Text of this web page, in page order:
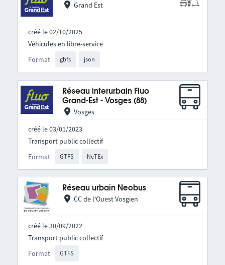
Grand Est
créé le 02/10/2025
Format gbfs json
Véhicules en libre-service
Réseau interurbain Fluo
Grand-Est - Vosges (88)
Vosges
créé le 03/01/2023
Format GTFS NeTEx
Transport public collectif
Réseau urbain Neobus
CC de l'Ouest Vosgien
créé le 30/09/2022
Format GTFS
Transport public collectif